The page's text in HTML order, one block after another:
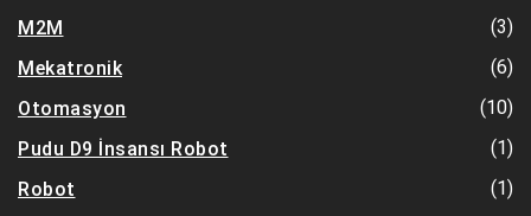
M2M
(3)
Mekatronik
(6)
Otomasyon
(10)
Pudu D9 İnsansı Robot
(1)
Robot
(1)